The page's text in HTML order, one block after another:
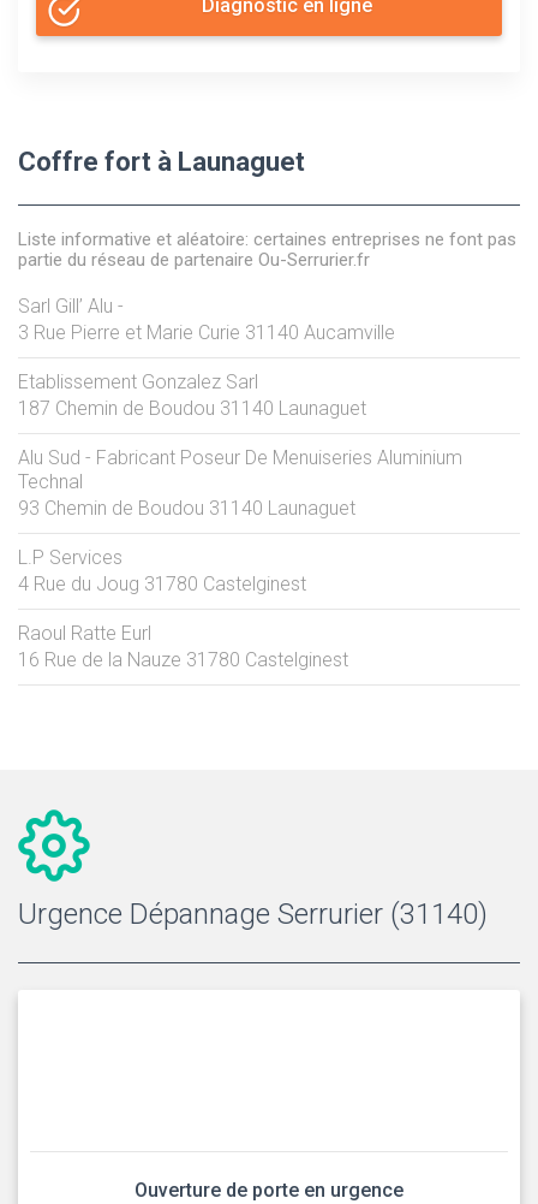
Diagnostic en ligne
Coffre fort à Launaguet
Liste informative et aléatoire: certaines entreprises ne font pas
partie du réseau de partenaire Ou-Serrurier.fr
Sarl Gill’ Alu -
3 Rue Pierre et Marie Curie 31140 Aucamville
Etablissement Gonzalez Sarl
187 Chemin de Boudou 31140 Launaguet
Alu Sud - Fabricant Poseur De Menuiseries Aluminium
Technal
93 Chemin de Boudou 31140 Launaguet
L.P Services
4 Rue du Joug 31780 Castelginest
Raoul Ratte Eurl
16 Rue de la Nauze 31780 Castelginest
Urgence Dépannage Serrurier (31140)
Ouverture de porte en urgence